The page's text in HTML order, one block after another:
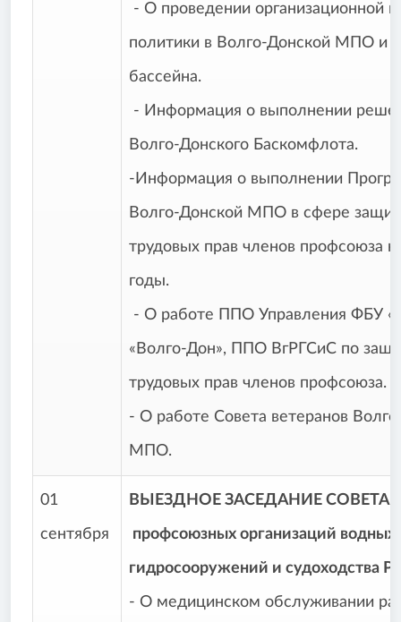
- О проведении организационной и
политики в Волго-Донской МПО и
- Информация о выполнении
Волго-Донского Баскомфлота.
-Информация о выполнении
Волго-Донской МПО в сфере
трудовых прав членов профсоюза
годы.
- О работе ППО Управления ФБУ
«Волго-Дон», ППО ВгРГСиС по
трудовых прав членов профсоюза.
- О работе Совета ветеранов
МПО.
01
сентября
ВЫЕЗДНОЕ ЗАСЕДАНИЕ
профсоюзных организаций водных
гидросооружений и судоходства
- О медицинском обслуживании